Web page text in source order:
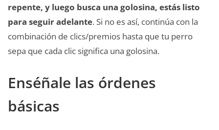
repente, y luego busca una golosina, estás listo
para seguir adelante. Si no es así, continúa con la
combinación de clics/premios hasta que tu perro
sepa que cada clic significa una golosina.
Enséñale las órdenes
básicas